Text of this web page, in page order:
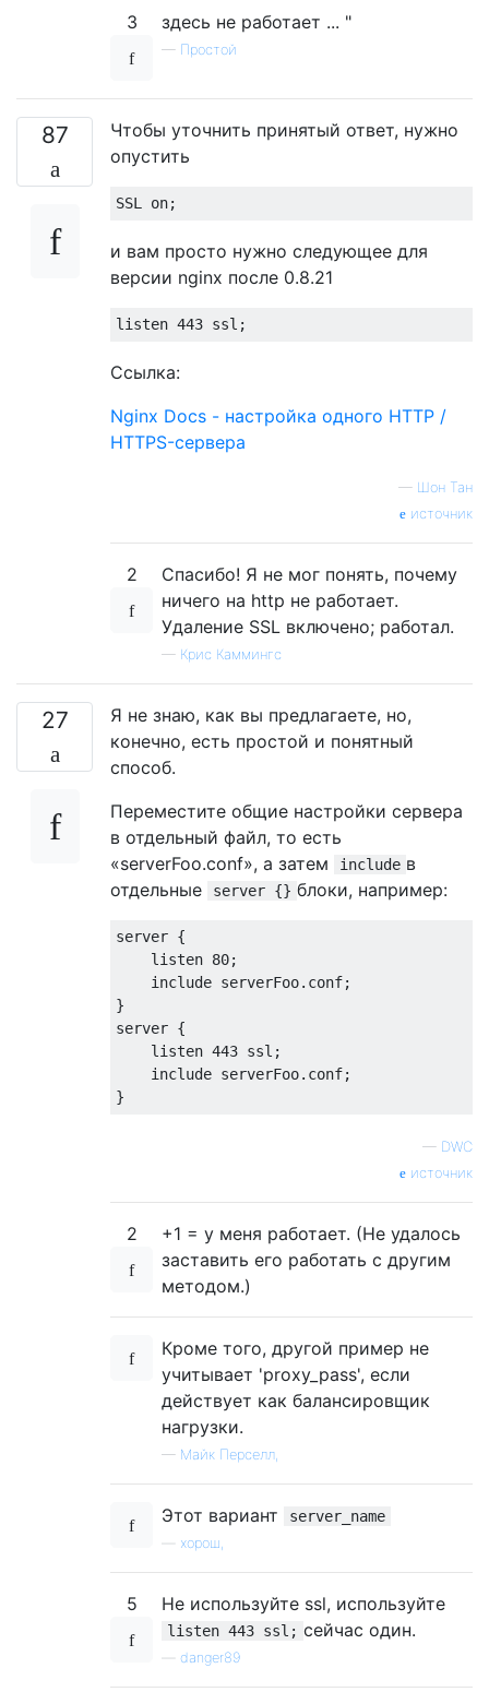
3 здесь не работает ... "
— Простой
87
Чтобы уточнить принятый ответ, нужно
опустить
и вам просто нужно следующее для
версии nginx после 0.8.21
Ссылка:
Nginx Docs - настройка одного HTTP /
HTTPS-сервера
— Шон Тан
источник
2
Спасибо! Я не мог понять, почему
ничего на http не работает.
Удаление SSL включено; работал.
— Крис Каммингс
27
Я не знаю, как вы предлагаете, но,
конечно, есть простой и понятный
способ.
Переместите общие настройки сервера
в отдельный файл, то есть
«serverFoo.conf», а затем
include в
отдельные
server {} блоки, например:
server {
    listen 80;
    include serverFoo.conf;
}
server {
    listen 443 ssl;
    include serverFoo.conf;
— DWC
источник
2
+1 = у меня работает. (Не удалось
заставить его работать с другим
методом.)
Кроме того, другой пример не
учитывает 'proxy_pass', если
действует как балансировщик
нагрузки.
— Майк Перселл,
Этот вариант server_name
хорош,
5 Не используйте ssl, используйте
listen 443 ssl; сейчас один.
danger89